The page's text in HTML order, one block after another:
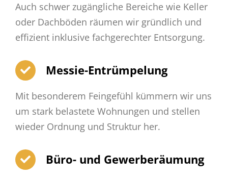
Auch schwer zugängliche Bereiche wie Keller
oder Dachböden räumen wir gründlich und
effizient inklusive fachgerechter Entsorgung.
Messie-Entrümpelung
Mit besonderem Feingefühl kümmern wir uns
um stark belastete Wohnungen und stellen
wieder Ordnung und Struktur her.
Büro- und Gewerberäumung